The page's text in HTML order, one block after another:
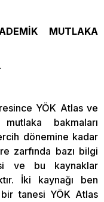
MUTLAKA
YÖK Atlas ve
bakmaları
dönemine kadar
zarfında bazı bilgi
ve bu kaynaklar
İki kaynağı ben
tanesi YÖK Atlas